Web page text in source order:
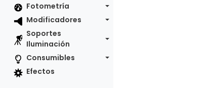
Fotometría
Modificadores
Soportes
Iluminación
Consumibles
Efectos